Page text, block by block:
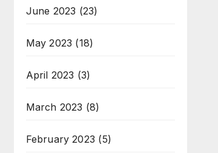
June 2023 (23)
May 2023 (18)
April 2023 (3)
March 2023 (8)
February 2023 (5)